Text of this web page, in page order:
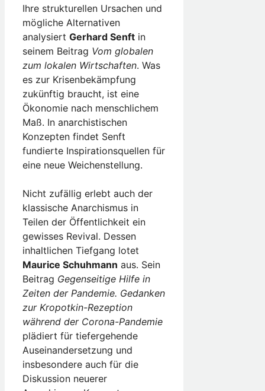
Ihre strukturellen Ursachen und
mögliche Alternativen
analysiert Gerhard Senft in
seinem Beitrag Vom globalen
zum lokalen Wirtschaften. Was
es zur Krisenbekämpfung
zukünftig braucht, ist eine
Ökonomie nach menschlichem
Maß. In anarchistischen
Konzepten findet Senft
fundierte Inspirationsquellen für
eine neue Weichenstellung.
Nicht zufällig erlebt auch der
klassische Anarchismus in
Teilen der Öffentlichkeit ein
gewisses Revival. Dessen
inhaltlichen Tiefgang lotet
Maurice Schuhmann aus. Sein
Beitrag Gegenseitige Hilfe in
Zeiten der Pandemie. Gedanken
zur Kropotkin-Rezeption
während der Corona-Pandemie
plädiert für tiefergehende
Auseinandersetzung und
insbesondere auch für die
Diskussion neuerer